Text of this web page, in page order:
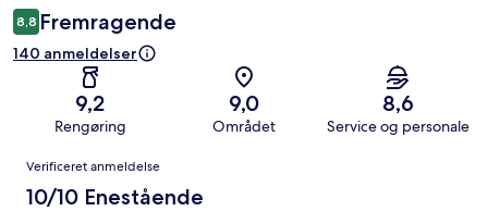
8,8 Fremragende
140 anmeldelser
9,2
Rengøring
9,0
Området
8,6
Service og personale
Anmeldelser
Verificeret anmeldelse
10/10 Enestående